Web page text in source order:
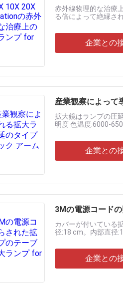
赤外線物理的な治療
る倍によって絶縁さ
企業との
産業観察によって
拡大鏡はランプの圧
明度 色温度:6000-
企業との
3Mの電源コード
カバーが付いている
径:18 cm。内部直径
企業との